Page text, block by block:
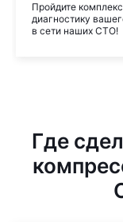
Пройдите
диагностику
в сети наших СТО!
Где